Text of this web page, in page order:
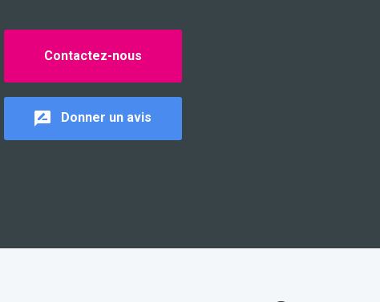
Contactez-nous
Donner un avis